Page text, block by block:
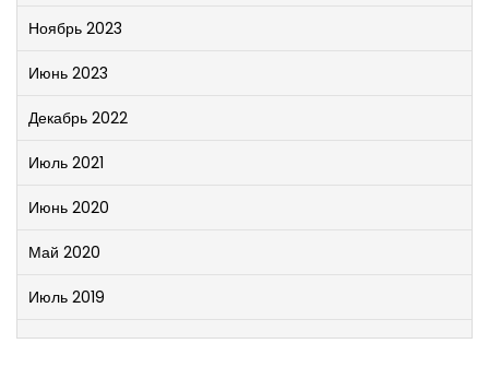
Ноябрь 2023
Июнь 2023
Декабрь 2022
Июль 2021
Июнь 2020
Май 2020
Июль 2019